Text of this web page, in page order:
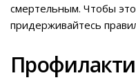
смертельным. Чтобы
придерживайтесь